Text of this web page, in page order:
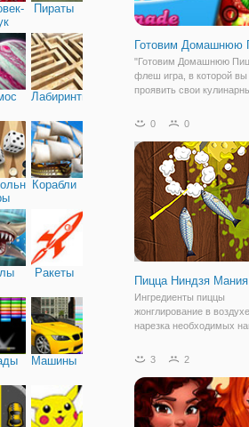
Пираты
Лабиринты
Корабли
Ракеты
Машины
Готовим Домашнюю
"Готовим Домашнюю
флеш игра, в которой
проявить свои
повара, которому нужно
этого у вас есть все
компоненты,
0 0
Пицца Ниндзя Мания
Ингредиенты пиццы
жонглирование в
нарезка необходимых
быстро, а также любите,
нож и делай свою
каждом режиме
3 2